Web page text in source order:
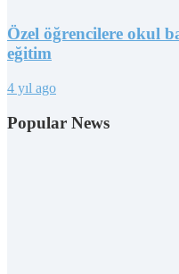
Özel öğrencilere okul
eğitim
4 yıl ago
Popular News